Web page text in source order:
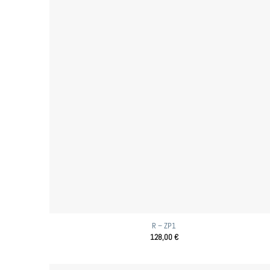
R – ZP1
128,00€